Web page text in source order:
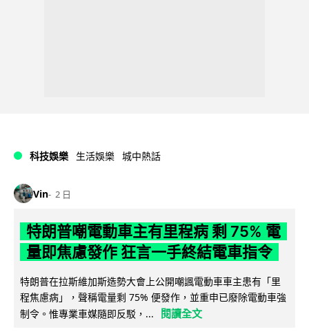
科技娛樂 生活娛樂 城中熱話
Vin 2 日
特朗普嘲電動車主有里程病 剩 75% 電
量即焦慮發作 狂言一手終結電車指令
特朗普在拉斯維加斯造勢大會上公開嘲諷電動車車主患有「里
程焦慮病」，聲稱電量剩 75% 便發作，並重申已廢除電動車強
制令。惟專業車媒隨即反駁，...
閱讀全文